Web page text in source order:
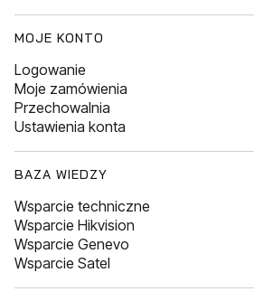
MOJE KONTO
Logowanie
Moje zamówienia
Przechowalnia
Ustawienia konta
BAZA WIEDZY
Wsparcie techniczne
Wsparcie Hikvision
Wsparcie Genevo
Wsparcie Satel